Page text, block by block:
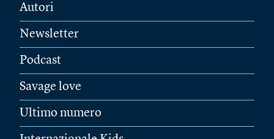
Autori
Newsletter
Podcast
Savage love
Ultimo numero